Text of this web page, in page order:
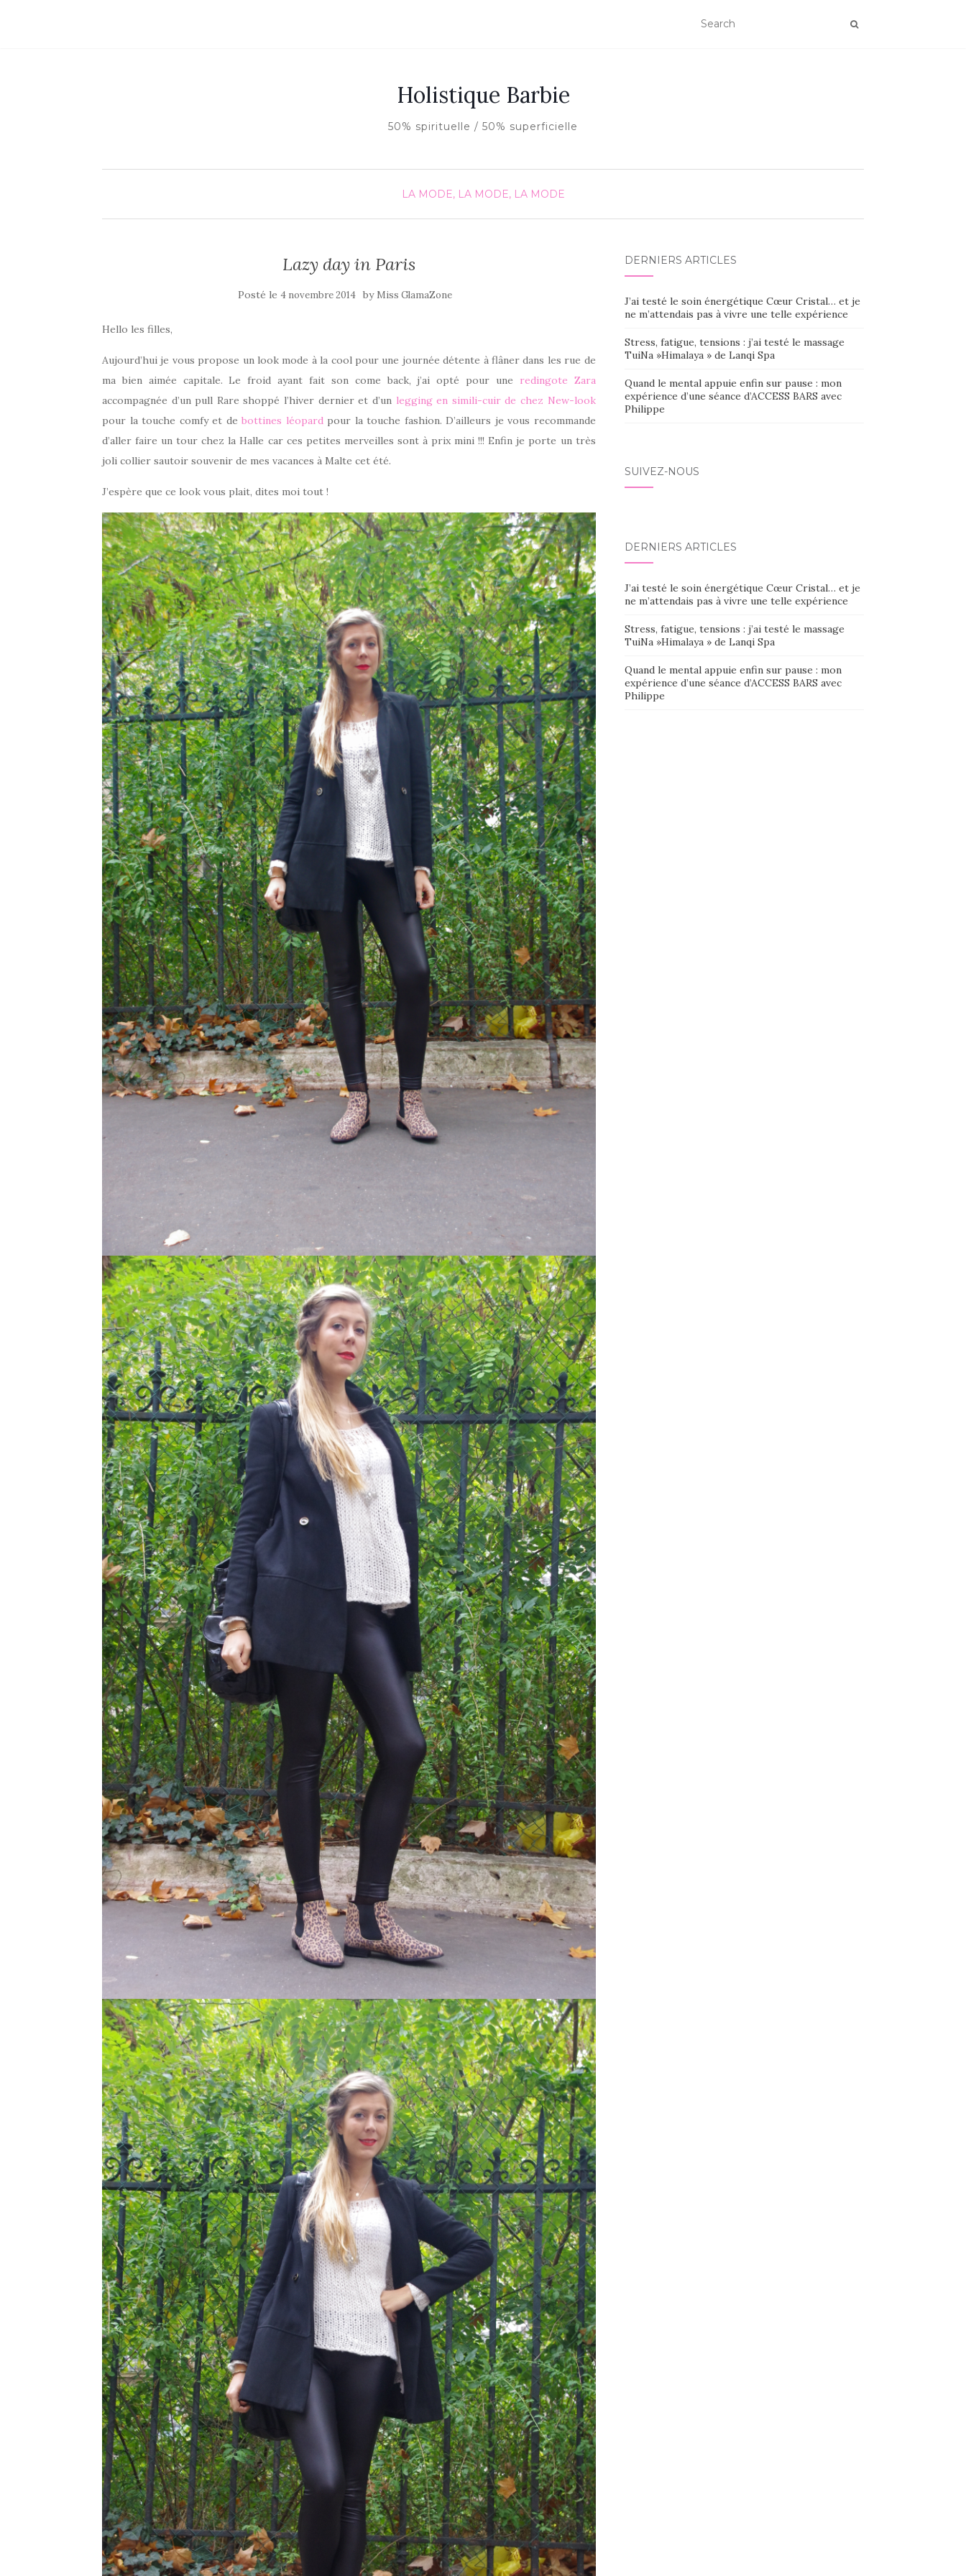
Holistique Barbie
50% spirituelle / 50% superficielle
LA MODE, LA MODE, LA MODE
Lazy day in Paris
Posté le4 novembre 2014 by Miss GlamaZone
Hello les filles,
Aujourd’hui je vous propose un look mode à la cool pour une journée détente à flâner dans les rue de
ma bien aimée capitale. Le froid ayant fait son come back, j’ai opté pour une redingote Zara
accompagnée d’un pull Rare shoppé l’hiver dernier et d’un legging en simili-cuir de chez New-look
pour la touche comfy et debottines léopard pour la touche fashion. D’ailleurs je vous recommande
d’aller faire un tour chez la Halle car ces petites merveilles sont à prix mini !!! Enfin je porte un très
joli collier sautoir souvenir de mes vacances à Malte cet été.
J’espère que ce look vous plait, dites moi tout !
DERNIERS ARTICLES
J’ai testé le soin énergétique Cœur Cristal… et je
ne m’attendais pas à vivre une telle expérience
Stress, fatigue, tensions : j’ai testé le massage
TuiNa »Himalaya » de Lanqi Spa
Quand le mental appuie enfin sur pause : mon
expérience d’une séance d’ACCESS BARS avec
Philippe
SUIVEZ-NOUS
DERNIERS ARTICLES
J’ai testé le soin énergétique Cœur Cristal… et je
ne m’attendais pas à vivre une telle expérience
Stress, fatigue, tensions : j’ai testé le massage
TuiNa »Himalaya » de Lanqi Spa
Quand le mental appuie enfin sur pause : mon
expérience d’une séance d’ACCESS BARS avec
Philippe